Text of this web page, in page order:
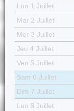
Lun 1 Juillet
Mar 2 Juillet
Mer 3 Juillet
Jeu 4 Juillet
Ven 5 Juillet
Sam 6 Juillet
Dim 7 Juillet
Lun 8 Juillet